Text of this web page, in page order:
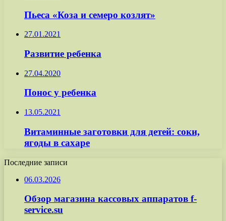
Пьеса «Коза и семеро козлят»
27.01.2021
Развитие ребенка
27.04.2020
Понос у ребенка
13.05.2021
Витаминные заготовки для детей: соки,
ягоды в сахаре
Последние записи
06.03.2026
Обзор магазина кассовых аппаратов f-
service.su